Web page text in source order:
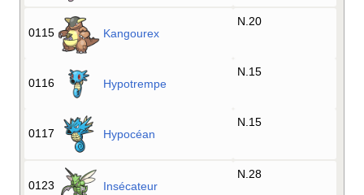
0115 Kangourex
N.20
0116 Hypotrempe
N.15
0117 Hypocéan
N.15
0123 Insécateur
N.28